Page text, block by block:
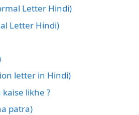
Letter Hindi)
Letter Hindi)
letter in Hindi)
kaise likhe ?
patra)